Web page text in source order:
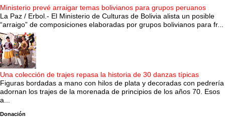
Ministerio prevé arraigar temas bolivianos para grupos peruanos
La Paz / Erbol.- El Ministerio de Culturas de Bolivia alista un posible
“arraigo” de composiciones elaboradas por grupos bolivianos para fr...
Una colección de trajes repasa la historia de 30 danzas típicas
Figuras bordadas a mano con hilos de plata y decoradas con pedrería
adornan los trajes de la morenada de principios de los años 70. Esos
a...
Donación